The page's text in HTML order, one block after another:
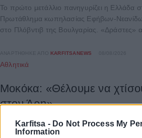
Karfitsa - Do Not Process My
Information
Το πρώτο μετάλλιο πανηγυρίζει η Ελλάδα
Πρωτάθλημα κωπηλασίας Εφήβων-
στο Πλόβντιβ της Βουλγαρίας. «Δράστες»
ΑΝΑΡΤΉΘΗΚΕ ΑΠΌ KARFITSANEWS
Αθλητικά
Μοκόκα: «Θέλουμε να
στον Άρη»
Τις πρώτες του δηλώσεις ως παίκτης του
Μοκόκα, ο οποίος αναφέρθηκε στη νέα